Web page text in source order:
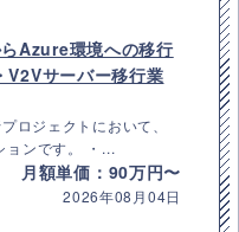
Azure環境への移行
V2Vサーバー移行業
ロジェクトにおいて、
ョンです。 ・...
月額単価：90万円〜
2026年08月04日